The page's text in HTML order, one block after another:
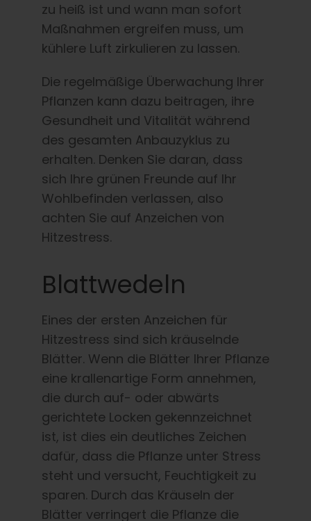
zu heiß ist und wann man sofort
Maßnahmen ergreifen muss, um
kühlere Luft zirkulieren zu lassen.
Die regelmäßige Überwachung Ihrer
Pflanzen kann dazu beitragen, ihre
Gesundheit und Vitalität während
des gesamten Anbauzyklus zu
erhalten. Denken Sie daran, dass
sich Ihre grünen Freunde auf Ihr
Wohlbefinden verlassen, also
achten Sie auf Anzeichen von
Hitzestress.
Blattwedeln
Eines der ersten Anzeichen für
Hitzestress sind sich kräuselnde
Blätter. Wenn die Blätter Ihrer Pflanze
eine krallenartige Form annehmen,
die durch auf- oder abwärts
gerichtete Locken gekennzeichnet
ist, ist dies ein deutliches Zeichen
dafür, dass die Pflanze unter Stress
steht und versucht, Feuchtigkeit zu
sparen. Durch das Kräuseln der
Blätter verringert die Pflanze die